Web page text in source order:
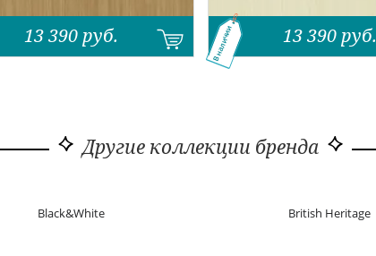
13 390руб. 13 390руб.
В наличии
Другие коллекции бренда
Black&White British Heritage